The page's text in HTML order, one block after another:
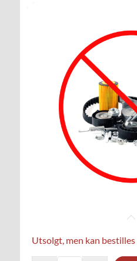
Utsolgt, men kan bestilles